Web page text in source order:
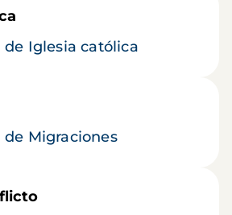
Iglesia católica
Migraciones